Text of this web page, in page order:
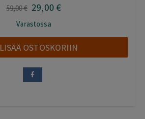
59,00€ Alkuperäinen
oli:
59,00 €.
29,00 €Nykyinen
29,00 €.
Varastossa
LISÄÄ OSTOSKORIIN